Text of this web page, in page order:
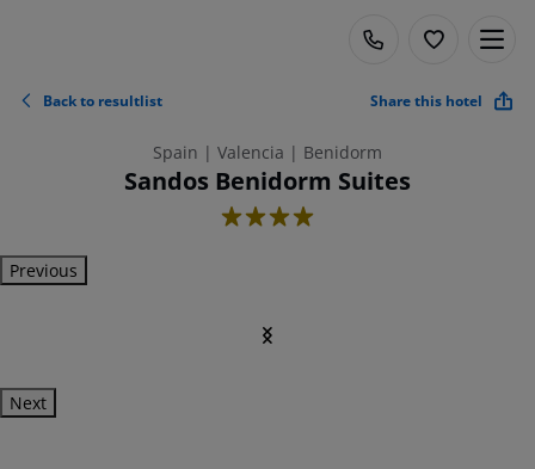
Back to resultlist Share this hotel
Spain | Valencia | Benidorm
Sandos Benidorm Suites
4
Previous
Next